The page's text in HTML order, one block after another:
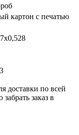
картон с печатью
доставки по всей
заказ в